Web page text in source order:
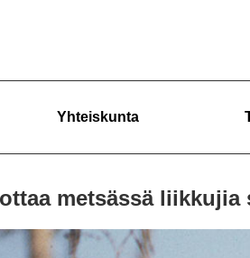
Yhteiskunta
metsässä liikkujia